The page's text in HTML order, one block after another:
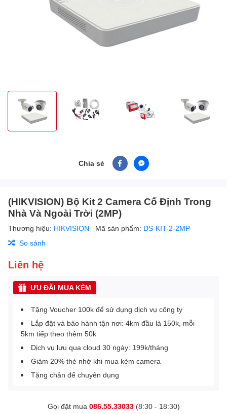
Chia sẻ
(HIKVISION) Bộ Kit 2 Camera Cố Định Trong
Nhà Và Ngoài Trời (2MP)
Thương hiệu: HIKVISION Mã sản phẩm: DS-KIT-2-2MP
So sánh
Liên hệ
ƯU ĐÃI MUA KÈM
Tặng Voucher 100k để sử dụng dịch vụ công ty
Lắp đặt và bảo hành tận nơi: 4km đầu là 150k, mỗi
5km tiếp theo thêm 50k
Dịch vụ lưu qua cloud 30 ngày: 199k/tháng
Giảm 20% thẻ nhớ khi mua kèm camera
Tặng chân đế chuyên dụng
Gọi đặt mua 086.55.33033(8:30 - 18:30)